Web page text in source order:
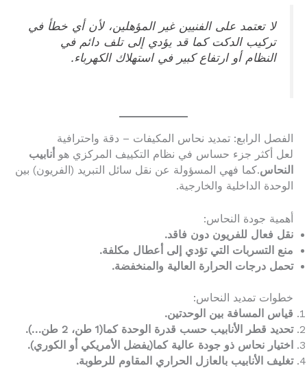
لا تعتمد على الفنيين غير المؤهلين، لأن أي خطأ في
تركيب الدكت كما قد يؤدي إلى تلف دائم في
النظام أو ارتفاع كبير في استهلاك الكهرباء.
الفصل الرابع: تمديد نحاس المكيفات – دقة واحترافية
لعل أكثر جزء حساس في نظام التكييف المركزي هو أنابيب
النحاس.كما فهي المسؤولة عن نقل سائل التبريد (الفريون) بين
الوحدة الداخلية والخارجية.
أهمية جودة النحاس:
نقل فعال للفريون دون فاقد.
منع التسربات التي تؤدي إلى أعطال مكلفة.
تحمل درجات الحرارة العالية والمنخفضة.
خطوات تمديد النحاس:
قياس المسافة بين الوحدتين.
تحديد قطر الأنابيب حسب قدرة الوحدة كما(1 طن، 2 طن…).
اختيار نحاس ذو جودة عالية كما(يفضل الأمريكي أو الكوري).
تغليف الأنابيب بالعازل الحراري المقاوم للرطوبة.